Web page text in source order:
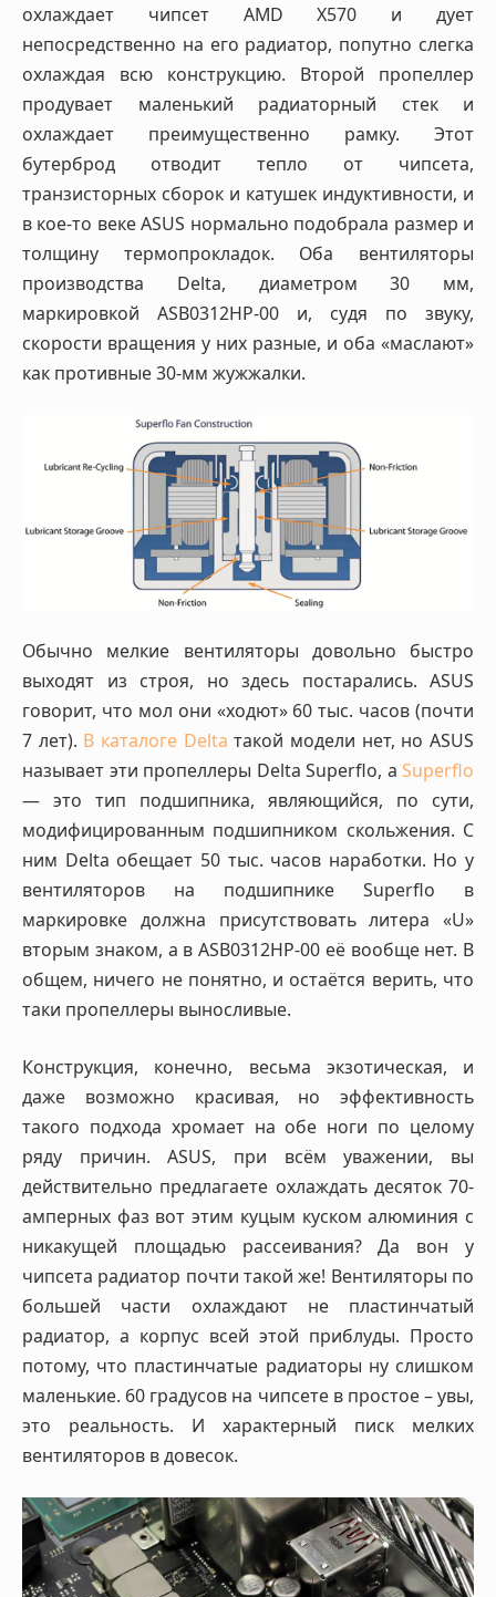
охлаждает чипсет AMD X570 и дует
непосредственно на его радиатор, попутно слегка
охлаждая всю конструкцию. Второй пропеллер
продувает маленький радиаторный стек и
охлаждает преимущественно рамку. Этот
бутерброд отводит тепло от чипсета,
транзисторных сборок и катушек индуктивности, и
в кое-то веке ASUS нормально подобрала размер и
толщину термопрокладок. Оба вентиляторы
производства Delta, диаметром 30 мм,
маркировкой ASB0312HP-00 и, судя по звуку,
скорости вращения у них разные, и оба «маслают»
как противные 30-мм жужжалки.
Обычно мелкие вентиляторы довольно быстро
выходят из строя, но здесь постарались. ASUS
говорит, что мол они «ходют» 60 тыс. часов (почти
7 лет). В каталоге Delta такой модели нет, но ASUS
называет эти пропеллеры Delta Superflo, а Superflo
— это тип подшипника, являющийся, по сути,
модифицированным подшипником скольжения. С
ним Delta обещает 50 тыс. часов наработки. Но у
вентиляторов на подшипнике Superflo в
маркировке должна присутствовать литера «U»
вторым знаком, а в ASB0312HP-00 её вообще нет. В
общем, ничего не понятно, и остаётся верить, что
таки пропеллеры выносливые.
Конструкция, конечно, весьма экзотическая, и
даже возможно красивая, но эффективность
такого подхода хромает на обе ноги по целому
ряду причин. ASUS, при всём уважении, вы
действительно предлагаете охлаждать десяток 70-
амперных фаз вот этим куцым куском алюминия с
никакущей площадью рассеивания? Да вон у
чипсета радиатор почти такой же! Вентиляторы по
большей части охлаждают не пластинчатый
радиатор, а корпус всей этой приблуды. Просто
потому, что пластинчатые радиаторы ну слишком
маленькие. 60 градусов на чипсете в простое – увы,
это реальность. И характерный писк мелких
вентиляторов в довесок.